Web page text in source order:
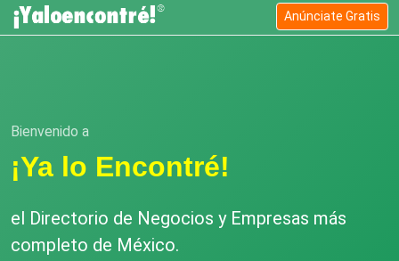
Anúnciate Gratis
Bienvenido a
¡Ya lo Encontré!
el Directorio de Negocios y Empresas más
completo de México.